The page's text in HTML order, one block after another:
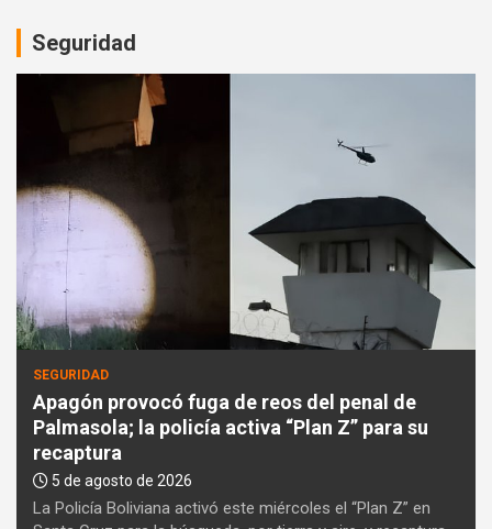
t
i
e
n
Seguridad
SEGURIDAD
Apagón provocó fuga de reos del penal de
Palmasola; la policía activa “Plan Z” para su
recaptura
5 de agosto de 2026
La Policía Boliviana activó este miércoles el “Plan Z” en